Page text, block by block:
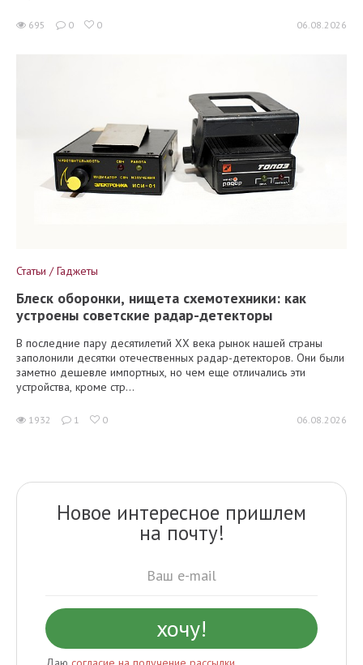
695 0 0 06.08.2026
Статьи / Гаджеты
Блеск оборонки, нищета схемотехники: как
устроены советские радар-детекторы
В последние пару десятилетий XX века рынок нашей страны
заполонили десятки отечественных радар-детекторов. Они были
заметно дешевле импортных, но чем еще отличались эти
устройства, кроме стр...
1932 1 0 06.08.2026
Новое интересное пришлем
на почту!